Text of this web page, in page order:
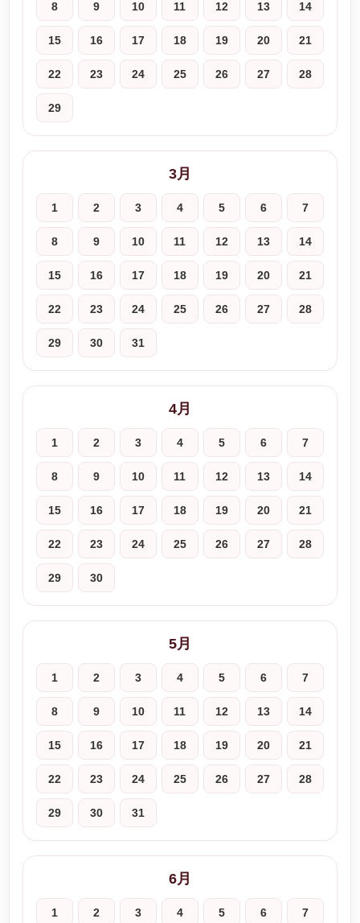
8 9 10 11 12 13 14
15 16 17 18 19 20 21
22 23 24 25 26 27 28
29
3月
1 2 3 4 5 6 7
8 9 10 11 12 13 14
15 16 17 18 19 20 21
22 23 24 25 26 27 28
29 30 31
4月
1 2 3 4 5 6 7
8 9 10 11 12 13 14
15 16 17 18 19 20 21
22 23 24 25 26 27 28
29 30
5月
1 2 3 4 5 6 7
8 9 10 11 12 13 14
15 16 17 18 19 20 21
22 23 24 25 26 27 28
29 30 31
6月
1 2 3 4 5 6 7